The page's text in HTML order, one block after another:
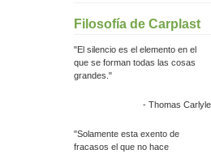
Filosofía de Carplast
"El silencio es el elemento en el
que se forman todas las cosas
grandes."
- Thomas Carlyle
"Solamente esta exento de
fracasos el que no hace